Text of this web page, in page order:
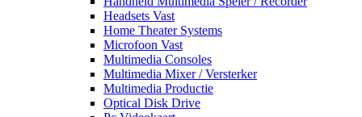
Headsets Vast
Home Theater Systems
Microfoon Vast
Multimedia Consoles
Multimedia Mixer / Versterker
Multimedia Productie
Optical Disk Drive